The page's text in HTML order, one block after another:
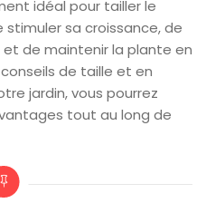
idéal pour tailler le
sa croissance, de
de maintenir la plante en
de taille et en
jardin, vous pourrez
tout au long de